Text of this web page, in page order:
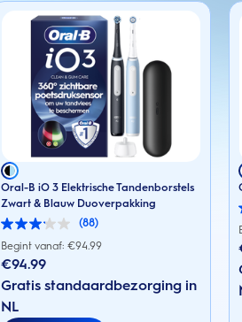
Oral-B iO 3 Elektrische Tandenborstels
Zwart & Blauw Duoverpakking
(88)
3.1
van
5
sterren.
beoordelingen
Begint vanaf: €94.99
€94.99
Gratis standaardbezorging in
NL